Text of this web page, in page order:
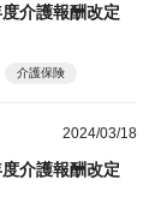
介護報酬改定
介護保険
2024/03/18
介護報酬改定